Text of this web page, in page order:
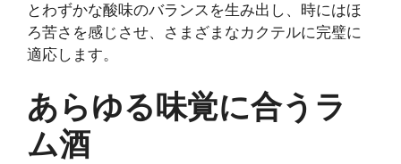
とわずかな酸味のバランスを生み出し、時にはほ
ろ苦さを感じさせ、さまざまなカクテルに完璧に
適応します。
あらゆる味覚に合うラ
ム酒